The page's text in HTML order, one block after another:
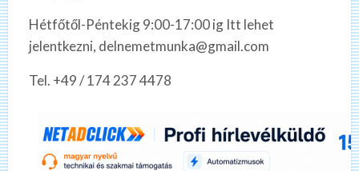
Hétfőtől-Péntekig 9:00-17:00 ig Itt lehet
jelentkezni, delnemetmunka@gmail.com
Tel. +49 / 174 237 4478